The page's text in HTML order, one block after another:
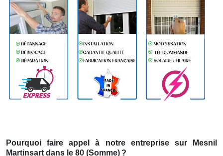
Pourquoi faire appel à notre entreprise sur Mesnil
Martinsart dans le 80 (Somme) ?